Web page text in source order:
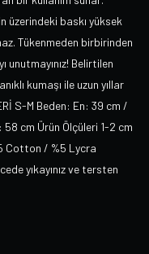
üzerindeki baskı yüksek
Tükenmeden birbirinden
unutmayınız! Belirtilen
kumaşı ile uzun yıllar
S-M Beden: En: 39 cm /
cm Ürün Ölçüleri 1-2 cm
Cotton / %5 Lycra
yıkayınız ve tersten